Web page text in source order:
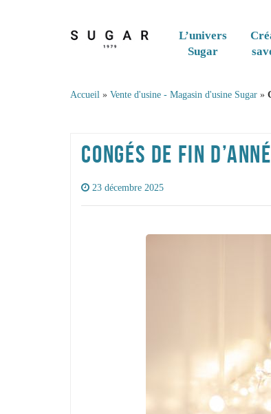
Skip to content
L’univers
Sugar
Accueil » Vente d'usine - Magasin d'usine Sugar »
CONGÉS DE FIN
23 décembre 2025